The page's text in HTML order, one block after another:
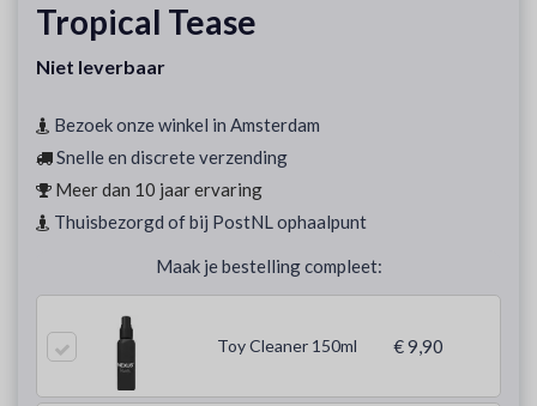
Tropical Tease
Niet leverbaar
Bezoek onze winkel in Amsterdam
Snelle en discrete verzending
Meer dan 10 jaar ervaring
Thuisbezorgd of bij PostNL ophaalpunt
Maak je bestelling compleet:
Toy Cleaner 150ml € 9,90